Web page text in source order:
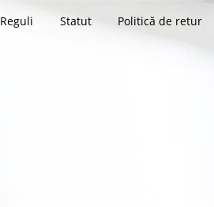
Reguli Statut Politică de retur